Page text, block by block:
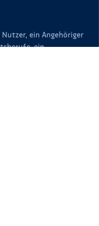
Nutzer, ein Angehöriger
ein